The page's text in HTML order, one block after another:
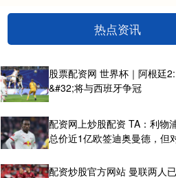
热点资讯
股票配资网 世界杯｜阿根廷
&#32;将与西班牙争冠
配资网上炒股配资 TA：利物
总价近1亿欧签迪奥曼德，但
配资炒股官方网站 曼联两人